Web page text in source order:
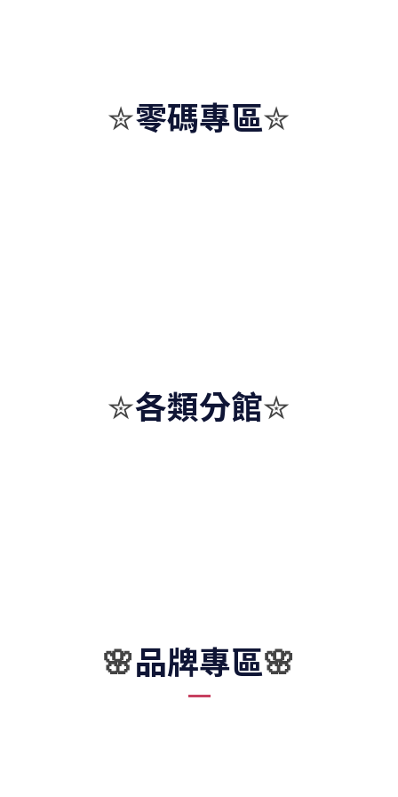
✮零碼專區✮
✮各類分館✮
🌸品牌專區🌸